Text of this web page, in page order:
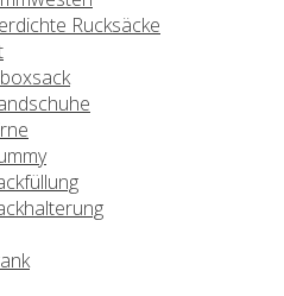
Rucksäcke